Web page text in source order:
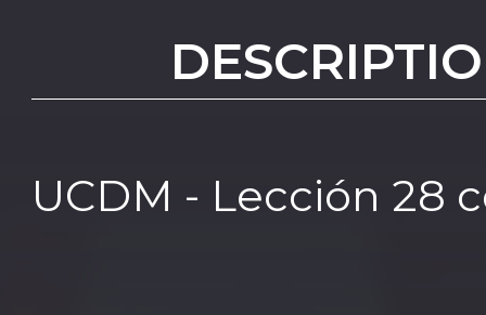
UCDM - Lección 28